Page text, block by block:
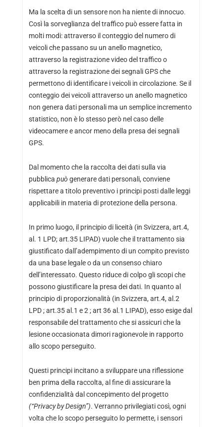
Ma la scelta di un sensore non ha niente di innocuo.
Così la sorveglianza del traffico può essere fatta in
molti modi: attraverso il conteggio del numero di
veicoli che passano su un anello magnetico,
attraverso la registrazione video del traffico o
attraverso la registrazione dei segnali GPS che
permettono di identificare i veicoli in circolazione. Se il
conteggio dei veicoli attraverso un anello magnetico
non genera dati personali ma un semplice incremento
statistico, non è lo stesso però nel caso delle
videocamere e ancor meno della presa dei segnali
GPS.
Dal momento che la raccolta dei dati sulla via
pubblica può generare dati personali, conviene
rispettare a titolo preventivo i principi posti dalle leggi
applicabili in materia di protezione della persona.
In primo luogo, il principio di liceità (in Svizzera, art.4,
al. 1 LPD; art.35 LIPAD) vuole che il trattamento sia
giustificato dall’adempimento di un compito previsto
da una base legale o da un consenso chiaro
dell’interessato. Questo riduce di colpo gli scopi che
possono giustificare la presa dei dati. In quanto al
principio di proporzionalità (in Svizzera, art.4, al.2
LPD ; art.35 al.1 e 2 ; art 36 al.1 LIPAD), esso esige dal
responsabile del trattamento che si assicuri che la
lesione occasionata dimori ragionevole in rapporto
allo scopo perseguito.
Questi principi incitano a sviluppare una riflessione
ben prima della raccolta, al fine di assicurare la
confidenzialità dal concepimento del progetto
(“Privacy by Design”). Verranno privilegiati così, ogni
volta che lo scopo perseguito lo permette, i sensori